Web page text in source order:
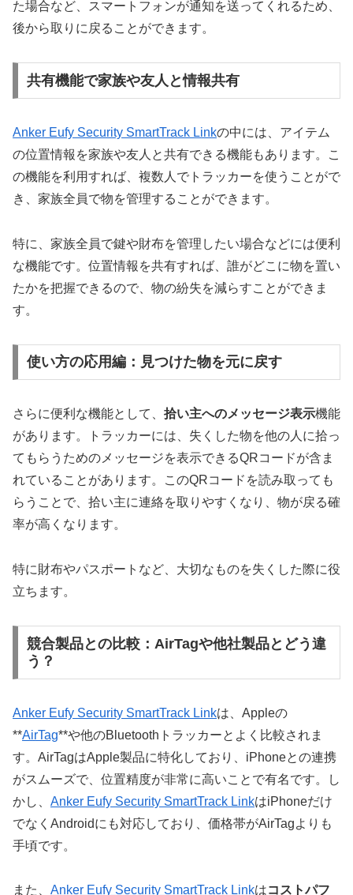
た場合など、スマートフォンが通知を送ってくれるため、
後から取りに戻ることができます。
共有機能で家族や友人と情報共有
Anker Eufy Security SmartTrack Linkの中には、アイテム
の位置情報を家族や友人と共有できる機能もあります。こ
の機能を利用すれば、複数人でトラッカーを使うことがで
き、家族全員で物を管理することができます。
特に、家族全員で鍵や財布を管理したい場合などには便利
な機能です。位置情報を共有すれば、誰がどこに物を置い
たかを把握できるので、物の紛失を減らすことができま
す。
使い方の応用編：見つけた物を元に戻す
さらに便利な機能として、 拾い主へのメッセージ表示機能
があります。トラッカーには、失くした物を他の人に拾っ
てもらうためのメッセージを表示できるQRコードが含ま
れていることがあります。このQRコードを読み取っても
らうことで、拾い主に連絡を取りやすくなり、物が戻る確
率が高くなります。
特に財布やパスポートなど、大切なものを失くした際に役
立ちます。
競合製品との比較：AirTagや他社製品とどう違
う？
Anker Eufy Security SmartTrack Linkは、Appleの
**AirTag**や他のBluetoothトラッカーとよく比較されま
す。AirTagはApple製品に特化しており、iPhoneとの連携
がスムーズで、位置精度が非常に高いことで有名です。し
かし、 Anker Eufy Security SmartTrack LinkはiPhoneだけ
でなくAndroidにも対応しており、価格帯がAirTagよりも
手頃です。
また、 Anker Eufy Security SmartTrack Linkはコストパフ